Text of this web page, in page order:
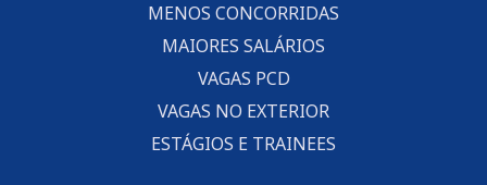
MENOS CONCORRIDAS
MAIORES SALÁRIOS
VAGAS PCD
VAGAS NO EXTERIOR
ESTÁGIOS E TRAINEES